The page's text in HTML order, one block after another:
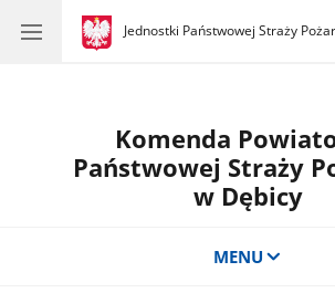
gov.pl
Jednostki Państwowej Straży
gov.pl
Jednostki
Komenda
Państwowej Straży
w Dębicy
MENU